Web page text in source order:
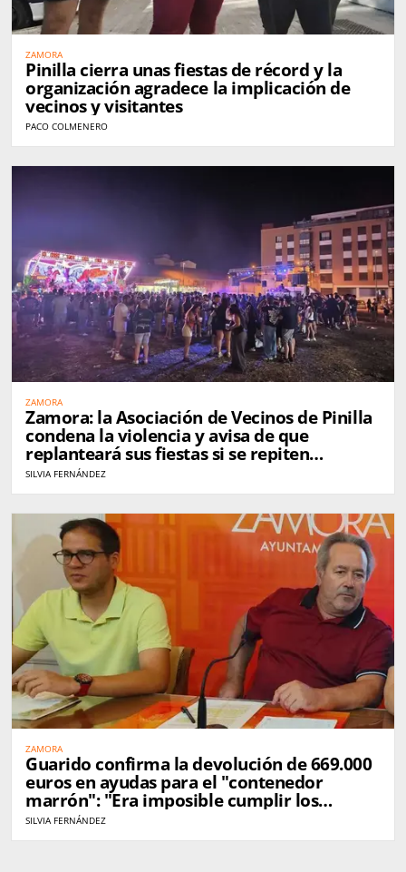
ZAMORA
Pinilla cierra unas fiestas de récord y la
organización agradece la implicación de
vecinos y visitantes
PACO COLMENERO
ZAMORA
Zamora: la Asociación de Vecinos de Pinilla
condena la violencia y avisa de que
replanteará sus fiestas si se repiten
incidentes
SILVIA FERNÁNDEZ
ZAMORA
Guarido confirma la devolución de 669.000
euros en ayudas para el "contenedor
marrón": "Era imposible cumplir los
plazos"
SILVIA FERNÁNDEZ